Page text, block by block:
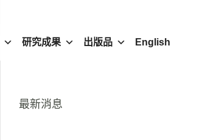
研究成果 出版品 English
最新消息